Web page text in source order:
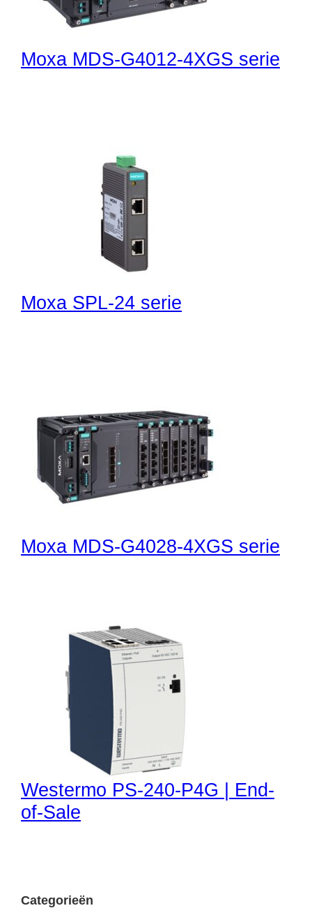
Moxa MDS-G4012-4XGS serie
Moxa SPL-24 serie
Moxa MDS-G4028-4XGS serie
Westermo PS-240-P4G | End-
of-Sale
Categorieën